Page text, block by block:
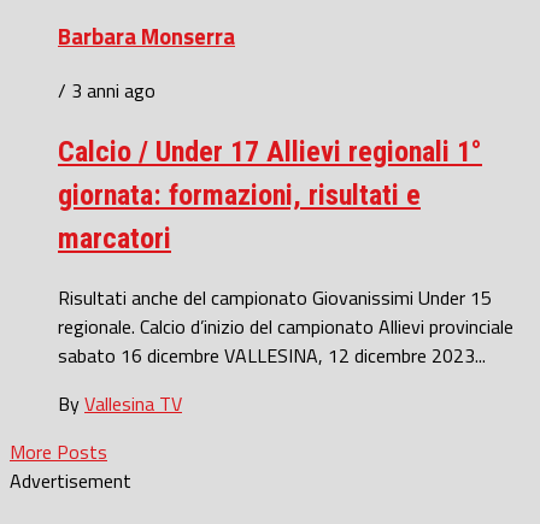
Barbara Monserra
/ 3 anni ago
Calcio / Under 17 Allievi regionali 1°
giornata: formazioni, risultati e
marcatori
Risultati anche del campionato Giovanissimi Under 15
regionale. Calcio d’inizio del campionato Allievi provinciale
sabato 16 dicembre VALLESINA, 12 dicembre 2023...
ByVallesina TV
More Posts
Advertisement